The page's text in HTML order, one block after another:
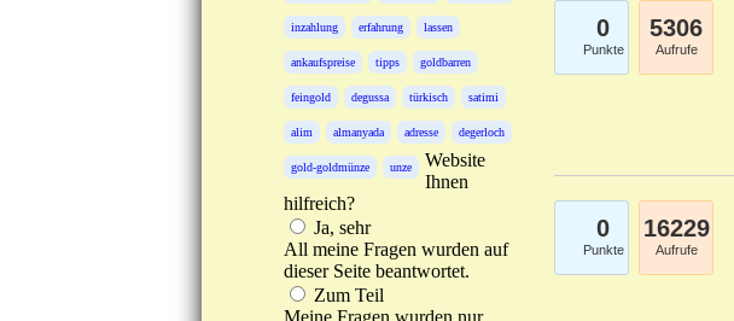
inzahlung erfahrung lassen
ankaufspreise tipps goldbarren
feingold degussa türkisch satimi
alim almanyada adresse degerloch
gold-goldmünze unze
Website
Ihnen
hilfreich?
Ja, sehr
All meine Fragen wurden auf
dieser Seite beantwortet.
Zum Teil
Meine Fragen wurden nur
0
Punkte
5306
Aufrufe
0
Punkte
16229
Aufrufe